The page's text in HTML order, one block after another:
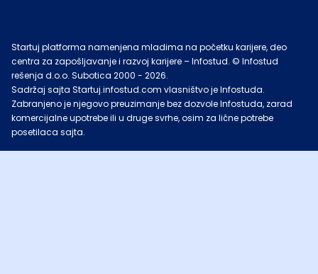
Startuj platforma namenjena mladima na početku karijere, deo
centra za zapošljavanje i razvoj karijere – Infostud. © Infostud
rešenja d.o.o. Subotica 2000 - 2026.
Sadržaj sajta Startuj.infostud.com vlasništvo je Infostuda.
Zabranjeno je njegovo preuzimanje bez dozvole Infostuda, zarad
komercijalne upotrebe ili u druge svrhe, osim za lične potrebe
posetilaca sajta.